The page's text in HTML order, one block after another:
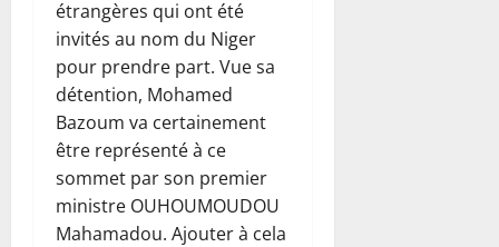
étrangères qui ont été
invités au nom du Niger
pour prendre part. Vue sa
détention, Mohamed
Bazoum va certainement
être représenté à ce
sommet par son premier
ministre OUHOUMOUDOU
Mahamadou. Ajouter à cela